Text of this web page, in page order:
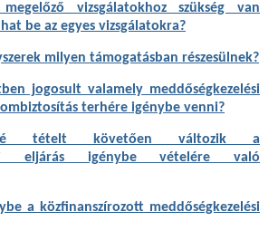
vizsgálatokhoz szükség van
be az egyes vizsgálatokra?
milyen támogatásban részesülnek?
jogosult valamely meddőségkezelési
terhére igénybe venni?
tételt követően változik a
eljárás igénybe vételére való
a közfinanszírozott meddőségkezelési